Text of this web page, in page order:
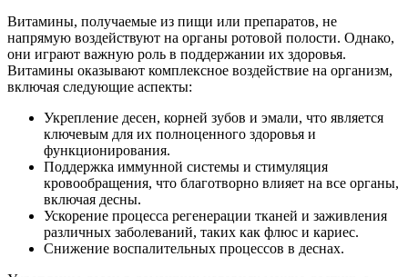
Витамины, получаемые из пищи или препаратов, не
напрямую воздействуют на органы ротовой полости. Однако,
они играют важную роль в поддержании их здоровья.
Витамины оказывают комплексное воздействие на организм,
включая следующие аспекты:
Укрепление десен, корней зубов и эмали, что является
ключевым для их полноценного здоровья и
функционирования.
Поддержка иммунной системы и стимуляция
кровообращения, что благотворно влияет на все органы,
включая десны.
Ускорение процесса регенерации тканей и заживления
различных заболеваний, таких как флюс и кариес.
Снижение воспалительных процессов в деснах.